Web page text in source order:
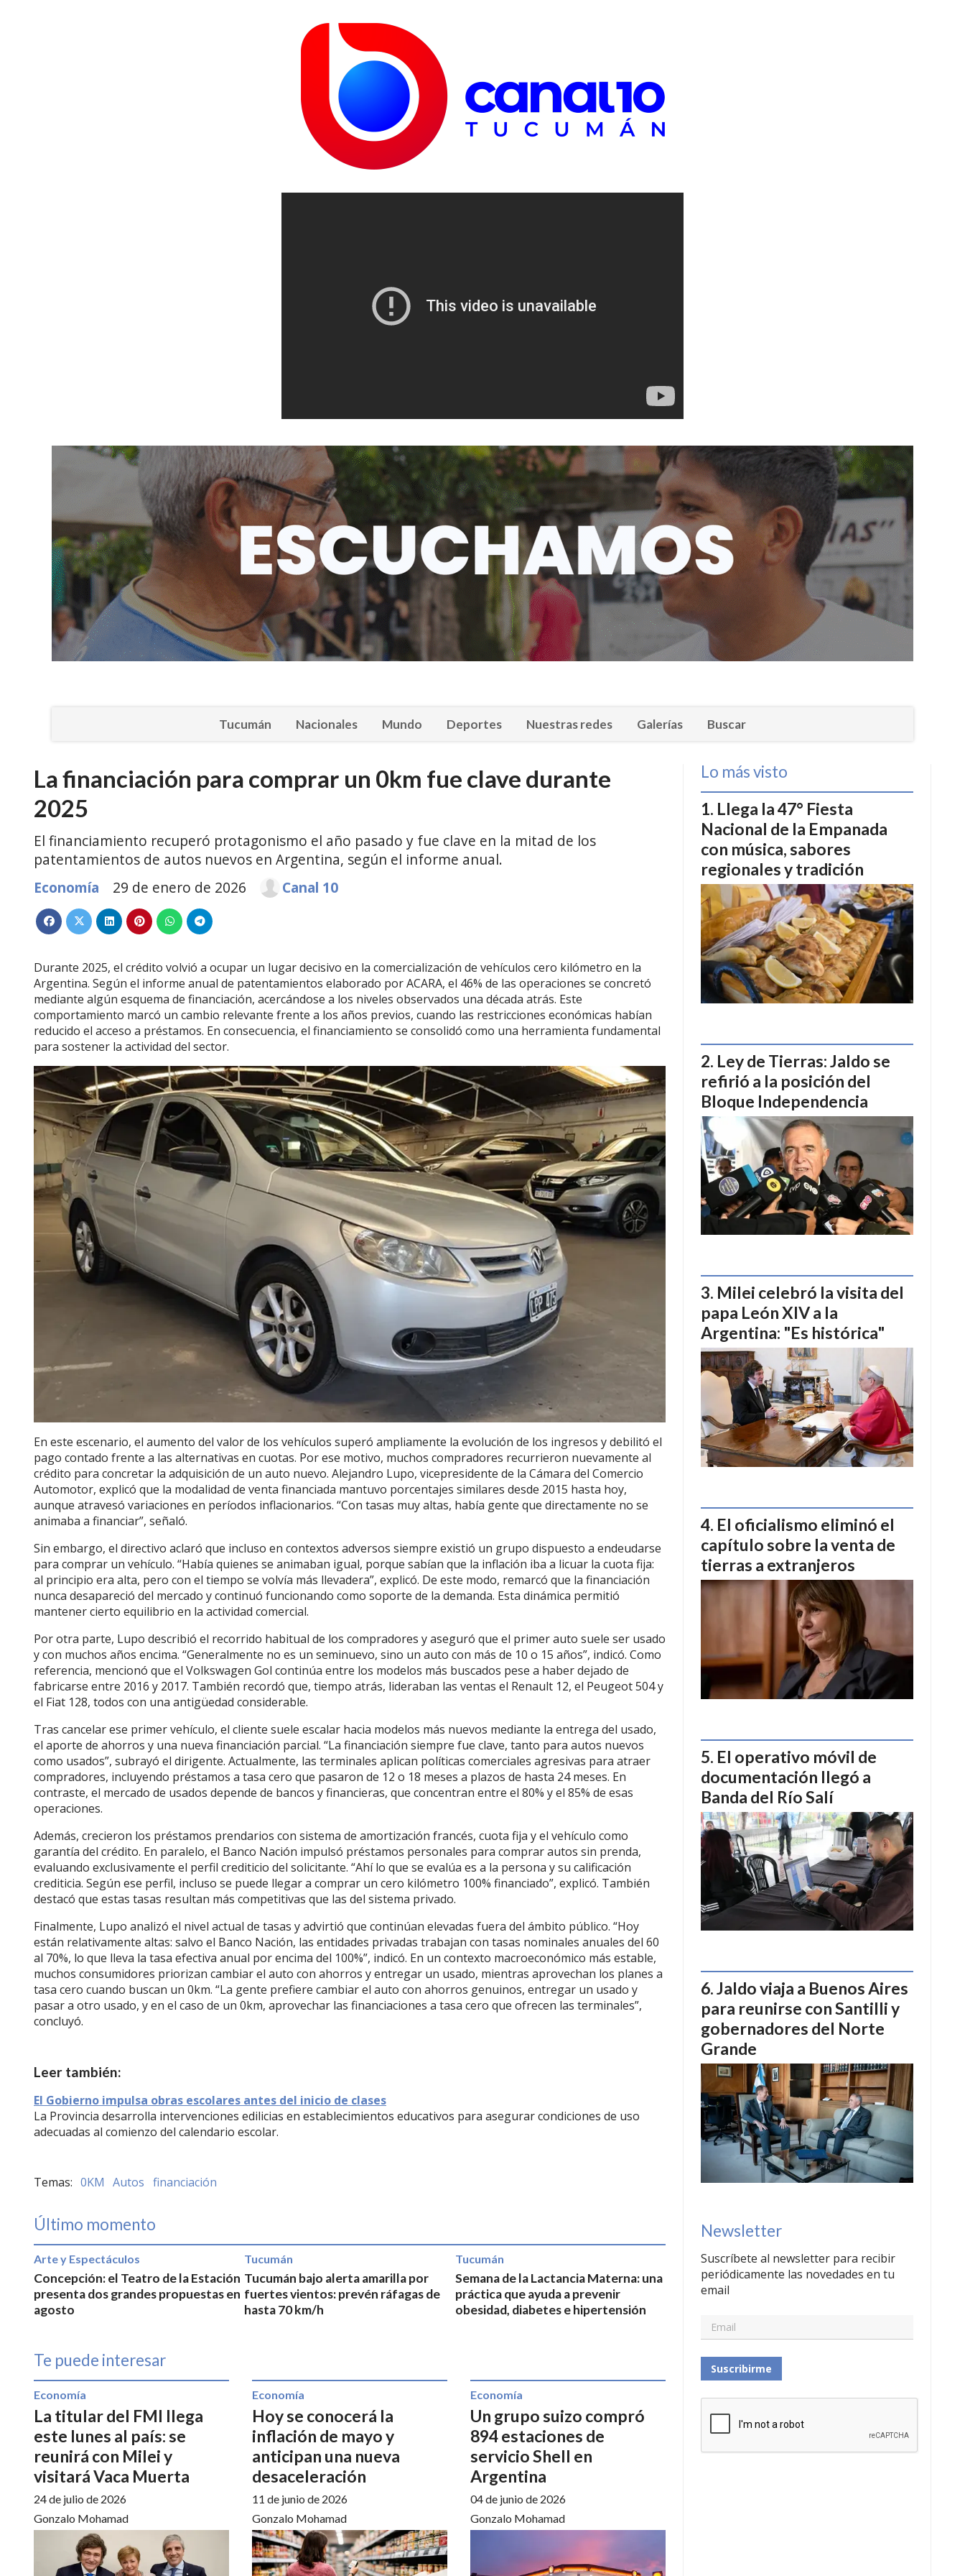
Tucumán Nacionales Mundo Deportes Nuestras redes Galerías Buscar
La financiación para comprar un 0km fue clave durante
2025
El financiamiento recuperó protagonismo el año pasado y fue clave en la mitad de los
patentamientos de autos nuevos en Argentina, según el informe anual.
Economía
29 de enero de 2026 Canal 10
Durante 2025, el crédito volvió a ocupar un lugar decisivo en la comercialización de vehículos cero kilómetro en la
Argentina. Según el informe anual de patentamientos elaborado por ACARA, el 46% de las operaciones se concretó
mediante algún esquema de financiación, acercándose a los niveles observados una década atrás. Este
comportamiento marcó un cambio relevante frente a los años previos, cuando las restricciones económicas habían
reducido el acceso a préstamos. En consecuencia, el financiamiento se consolidó como una herramienta fundamental
para sostener la actividad del sector.
En este escenario, el aumento del valor de los vehículos superó ampliamente la evolución de los ingresos y debilitó el
pago contado frente a las alternativas en cuotas. Por ese motivo, muchos compradores recurrieron nuevamente al
crédito para concretar la adquisición de un auto nuevo. Alejandro Lupo, vicepresidente de la Cámara del Comercio
Automotor, explicó que la modalidad de venta financiada mantuvo porcentajes similares desde 2015 hasta hoy,
aunque atravesó variaciones en períodos inflacionarios. “Con tasas muy altas, había gente que directamente no se
animaba a financiar”, señaló.
Sin embargo, el directivo aclaró que incluso en contextos adversos siempre existió un grupo dispuesto a endeudarse
para comprar un vehículo. “Había quienes se animaban igual, porque sabían que la inflación iba a licuar la cuota fija:
al principio era alta, pero con el tiempo se volvía más llevadera”, explicó. De este modo, remarcó que la financiación
nunca desapareció del mercado y continuó funcionando como soporte de la demanda. Esta dinámica permitió
mantener cierto equilibrio en la actividad comercial.
Por otra parte, Lupo describió el recorrido habitual de los compradores y aseguró que el primer auto suele ser usado
y con muchos años encima. “Generalmente no es un seminuevo, sino un auto con más de 10 o 15 años”, indicó. Como
referencia, mencionó que el Volkswagen Gol continúa entre los modelos más buscados pese a haber dejado de
fabricarse entre 2016 y 2017. También recordó que, tiempo atrás, lideraban las ventas el Renault 12, el Peugeot 504 y
el Fiat 128, todos con una antigüedad considerable.
Tras cancelar ese primer vehículo, el cliente suele escalar hacia modelos más nuevos mediante la entrega del usado,
el aporte de ahorros y una nueva financiación parcial. “La financiación siempre fue clave, tanto para autos nuevos
como usados”, subrayó el dirigente. Actualmente, las terminales aplican políticas comerciales agresivas para atraer
compradores, incluyendo préstamos a tasa cero que pasaron de 12 o 18 meses a plazos de hasta 24 meses. En
contraste, el mercado de usados depende de bancos y financieras, que concentran entre el 80% y el 85% de esas
operaciones.
Además, crecieron los préstamos prendarios con sistema de amortización francés, cuota fija y el vehículo como
garantía del crédito. En paralelo, el Banco Nación impulsó préstamos personales para comprar autos sin prenda,
evaluando exclusivamente el perfil crediticio del solicitante. “Ahí lo que se evalúa es a la persona y su calificación
crediticia. Según ese perfil, incluso se puede llegar a comprar un cero kilómetro 100% financiado”, explicó. También
destacó que estas tasas resultan más competitivas que las del sistema privado.
Finalmente, Lupo analizó el nivel actual de tasas y advirtió que continúan elevadas fuera del ámbito público. “Hoy
están relativamente altas: salvo el Banco Nación, las entidades privadas trabajan con tasas nominales anuales del 60
al 70%, lo que lleva la tasa efectiva anual por encima del 100%”, indicó. En un contexto macroeconómico más estable,
muchos consumidores priorizan cambiar el auto con ahorros y entregar un usado, mientras aprovechan los planes a
tasa cero cuando buscan un 0km. “La gente prefiere cambiar el auto con ahorros genuinos, entregar un usado y
pasar a otro usado, y en el caso de un 0km, aprovechar las financiaciones a tasa cero que ofrecen las terminales”,
concluyó.
Leer también:
El Gobierno impulsa obras escolares antes del inicio de clases
La Provincia desarrolla intervenciones edilicias en establecimientos educativos para asegurar condiciones de uso
adecuadas al comienzo del calendario escolar.
0KM Autos financiación
Último momento
Concepción: el Teatro de la Estación
presenta dos grandes propuestas en
agosto
Arte y Espectáculos
Tucumán bajo alerta amarilla por
fuertes vientos: prevén ráfagas de
hasta 70 km/h
Tucumán
Semana de la Lactancia Materna: una
práctica que ayuda a prevenir
obesidad, diabetes e hipertensión
Tucumán
Te puede interesar
La titular del FMI llega
este lunes al país: se
reunirá con Milei y
visitará Vaca Muerta
Gonzalo Mohamad
Economía
24 de julio de 2026
Hoy se conocerá la
inflación de mayo y
anticipan una nueva
desaceleración
Gonzalo Mohamad
Economía
11 de junio de 2026
Un grupo suizo compró
894 estaciones de
servicio Shell en
Argentina
Gonzalo Mohamad
Economía
04 de junio de 2026
Lo más visto
Llega la 47° Fiesta
Nacional de la Empanada
con música, sabores
regionales y tradición
Ley de Tierras: Jaldo se
refirió a la posición del
Bloque Independencia
Milei celebró la visita del
papa León XIV a la
Argentina: "Es histórica"
El oficialismo eliminó el
capítulo sobre la venta de
tierras a extranjeros
El operativo móvil de
documentación llegó a
Banda del Río Salí
Jaldo viaja a Buenos Aires
para reunirse con Santilli y
gobernadores del Norte
Grande
Newsletter
Suscríbete al newsletter para recibir
periódicamente las novedades en tu
email
Suscribirme